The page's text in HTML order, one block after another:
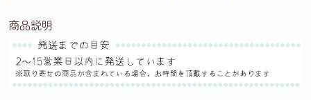
商品説明